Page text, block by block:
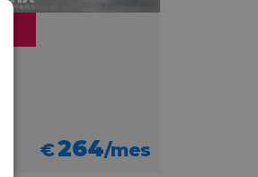
€264/mes